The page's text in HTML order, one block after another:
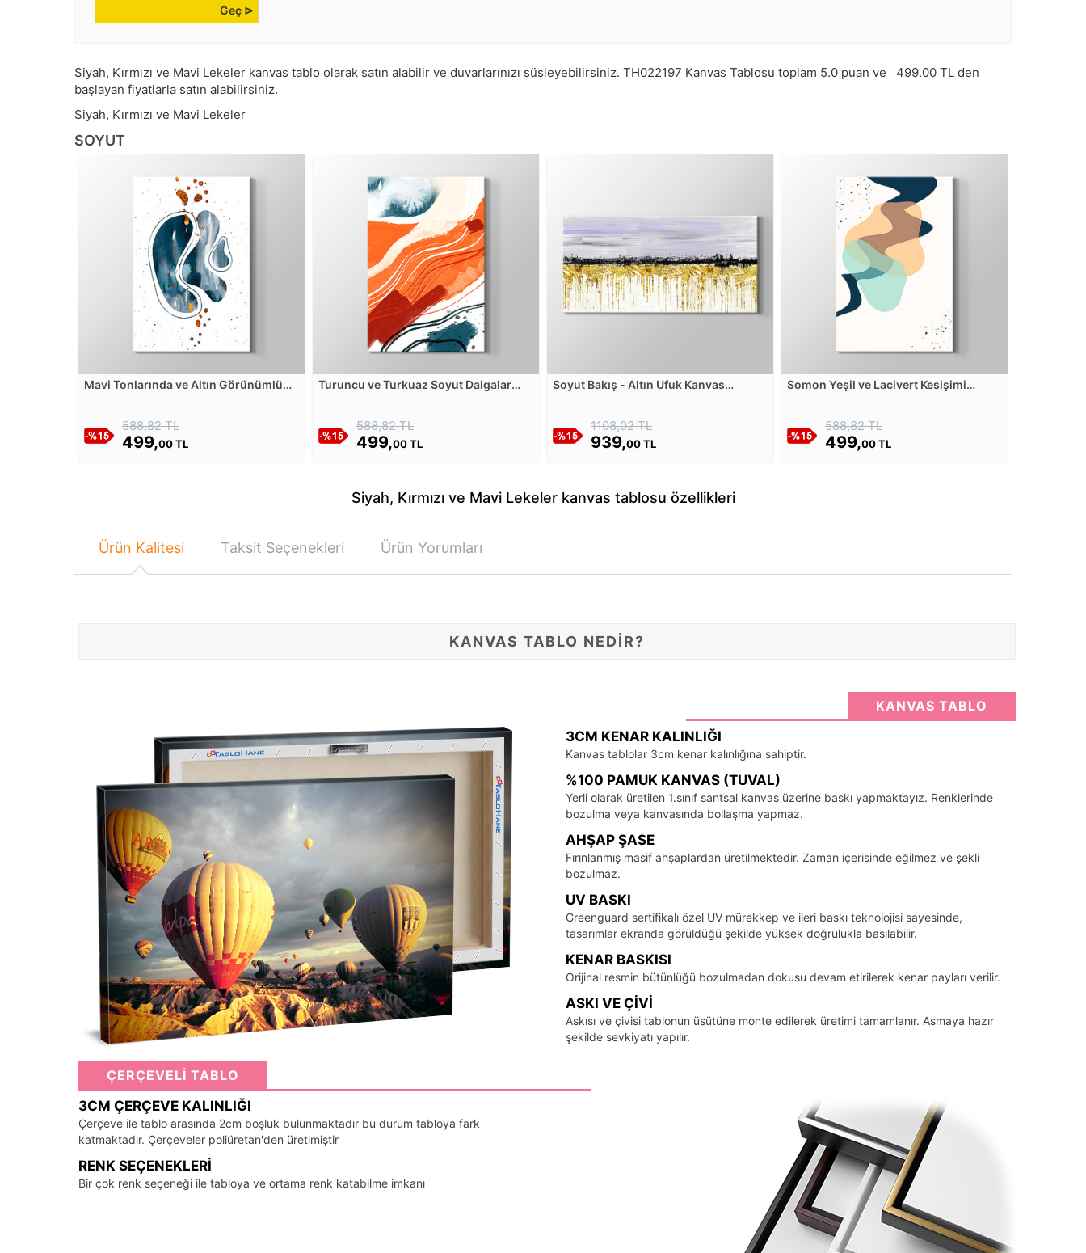
Geç ⊳
Siyah, Kırmızı ve Mavi Lekeler kanvas tablo olarak satın alabilir ve duvarlarınızı süsleyebilirsiniz. TH022197 Kanvas Tablosu toplam 5.0 puan ve 499.00 TL den
başlayan fiyatlarla satın alabilirsiniz.
Siyah, Kırmızı ve Mavi Lekeler
SOYUT
Mavi Tonlarında ve Altın Görünümlü
588,82 TL
499,00 TL
Turuncu ve Turkuaz Soyut Dalgalar
588,82 TL
499,00 TL
Soyut Bakış - Altın Ufuk Kanvas
1108,02 TL
939,00 TL
Somon Yeşil ve Lacivert Kesişimi
588,82 TL
499,00 TL
Siyah, Kırmızı ve Mavi Lekeler kanvas tablosu özellikleri
Ürün Kalitesi Taksit Seçenekleri Ürün Yorumları
KANVAS TABLO NEDİR?
KANVAS TABLO
3CM KENAR KALINLIĞI
Kanvas tablolar 3cm kenar kalınlığına sahiptir.
%100 PAMUK KANVAS (TUVAL)
Yerli olarak üretilen 1.sınıf santsal kanvas üzerine baskı yapmaktayız. Renklerinde
bozulma veya kanvasında bollaşma yapmaz.
AHŞAP ŞASE
Fırınlanmış masif ahşaplardan üretilmektedir. Zaman içerisinde eğilmez ve şekli
bozulmaz.
UV BASKI
Greenguard sertifikalı özel UV mürekkep ve ileri baskı teknolojisi sayesinde,
tasarımlar ekranda görüldüğü şekilde yüksek doğrulukla basılabilir.
KENAR BASKISI
Orijinal resmin bütünlüğü bozulmadan dokusu devam etirilerek kenar payları verilir.
ASKI VE ÇIVI
Askısı ve çivisi tablonun üsütüne monte edilerek üretimi tamamlanır. Asmaya hazır
şekilde sevkiyatı yapılır.
ÇERÇEVELİ TABLO
3CM ÇERÇEVE KALINLIĞI
Çerçeve ile tablo arasında 2cm boşluk bulunmaktadır bu durum tabloya fark
katmaktadır. Çerçeveler poliüretan'den üretlmiştir
RENK SEÇENEKLERI
Bir çok renk seçeneği ile tabloya ve ortama renk katabilme imkanı